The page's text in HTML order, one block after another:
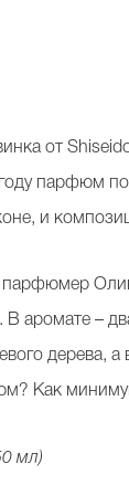
от
парфюм
и
В аромате –
дерева,
Как
мл)